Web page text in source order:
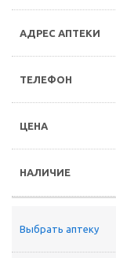
Выбрать аптеку